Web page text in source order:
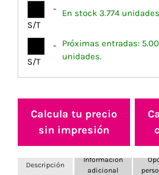
-
S/T
En stock 3.774
-
S/T
Próximas entradas:
unidades.
Calcula tu precio
sin impresión
Descripción
Información
adicional